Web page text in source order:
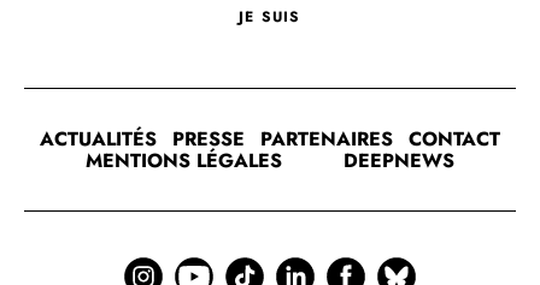
JE SUIS
ACTUALITÉS PRESSE PARTENAIRES CONTACT
MENTIONS LÉGALES DEEPNEWS